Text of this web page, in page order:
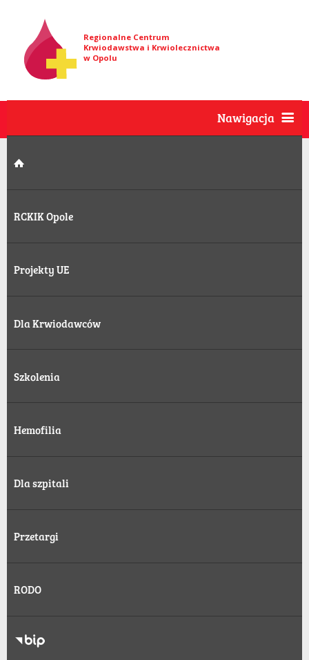
Regionalne Centrum
Krwiodawstwa i Krwiolecznictwa
w Opolu
Nawigacja
RCKIK Opole
Projekty UE
Dla Krwiodawców
Szkolenia
Hemofilia
Dla szpitali
Przetargi
RODO
RODO